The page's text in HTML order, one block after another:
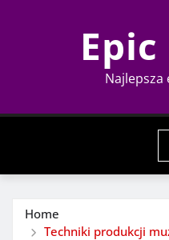
Najlepsza
Home
Techniki produkcji